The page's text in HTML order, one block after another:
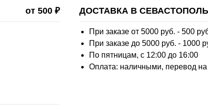
от 500 ₽ ДОСТАВКА В
При заказе от 5000 руб. - 500
При заказе до 5000 руб. - 1000
По пятницам, с 12:00 до 16:00
Оплата: наличными, перевод на